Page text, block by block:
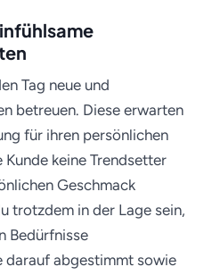
Tag neue und
betreuen. Diese erwarten
für ihren persönlichen
keine Trendsetter
Geschmack
trotzdem in der Lage sein,
Bedürfnisse
darauf abgestimmt sowie